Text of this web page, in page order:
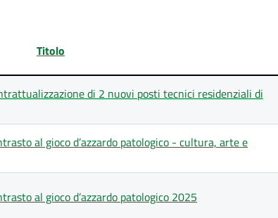
Titolo
di 2 nuovi posti tecnici residenziali di
al gioco d’azzardo patologico - cultura, arte e
al gioco d’azzardo patologico 2025